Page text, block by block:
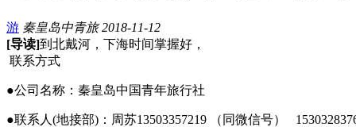
游 秦皇岛中青旅 2018-11-12
[导读]到北戴河，下海时间掌握好，
联系方式
●公司名称：秦皇岛中国青年旅行社
●联系人 (地接部) ：周苏13503357219 （同微信号）